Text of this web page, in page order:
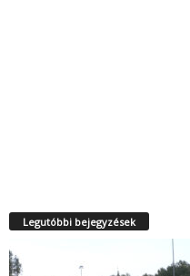
Legutóbbi bejegyzések